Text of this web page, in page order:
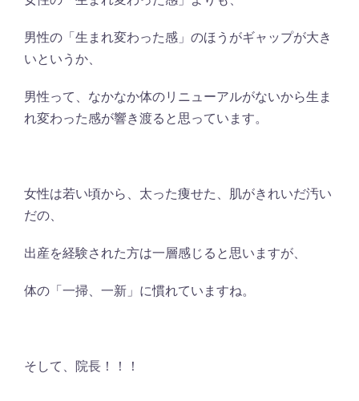
男性の「生まれ変わった感」のほうがギャップが大き
いというか、
男性って、なかなか体のリニューアルがないから生ま
れ変わった感が響き渡ると思っています。
女性は若い頃から、太った痩せた、肌がきれいだ汚い
だの、
出産を経験された方は一層感じると思いますが、
体の「一掃、一新」に慣れていますね。
そして、院長！！！